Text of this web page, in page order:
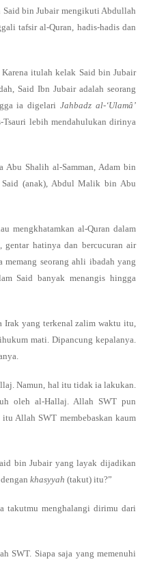
Said bin Jubair mengikuti Abdullah
tafsir al-Quran, hadis-hadis dan
itulah kelak Said bin Jubair
Said Ibn Jubair adalah seorang
ia digelariJahbadz al-‘Ulamâ’
Tsauri lebih mendahulukan dirinya
Abu Shalih al-Samman, Adam bin
(anak), Abdul Malik bin Abu
mengkhatamkan al-Quran dalam
gentar hatinya dan bercucuran air
memang seorang ahli ibadah yang
Said banyak menangis hingga
Irak yang terkenal zalim waktu itu,
mati. Dipancung kepalanya.
Namun, hal itu tidak ia lakukan.
oleh al-Hallaj. Allah SWT pun
Allah SWT membebaskan kaum
bin Jubair yang layak dijadikan
khasyyah (takut) itu?”
takutmu menghalangi dirimu dari
SWT. Siapa saja yang memenuhi